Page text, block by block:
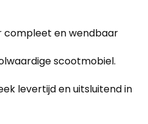
compleet en wendbaar
scootmobiel.
levertijd en uitsluitend in